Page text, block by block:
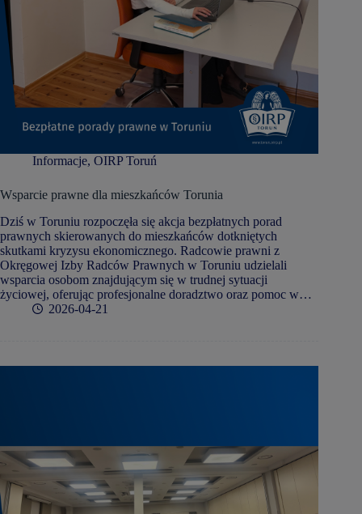
Informacje, OIRP Toruń
Wsparcie prawne dla mieszkańców Torunia
Dziś w Toruniu rozpoczęła się akcja bezpłatnych porad
prawnych skierowanych do mieszkańców dotkniętych
skutkami kryzysu ekonomicznego. Radcowie prawni z
Okręgowej Izby Radców Prawnych w Toruniu udzielali
wsparcia osobom znajdującym się w trudnej sytuacji
życiowej, oferując profesjonalne doradztwo oraz pomoc w…
2026-04-21